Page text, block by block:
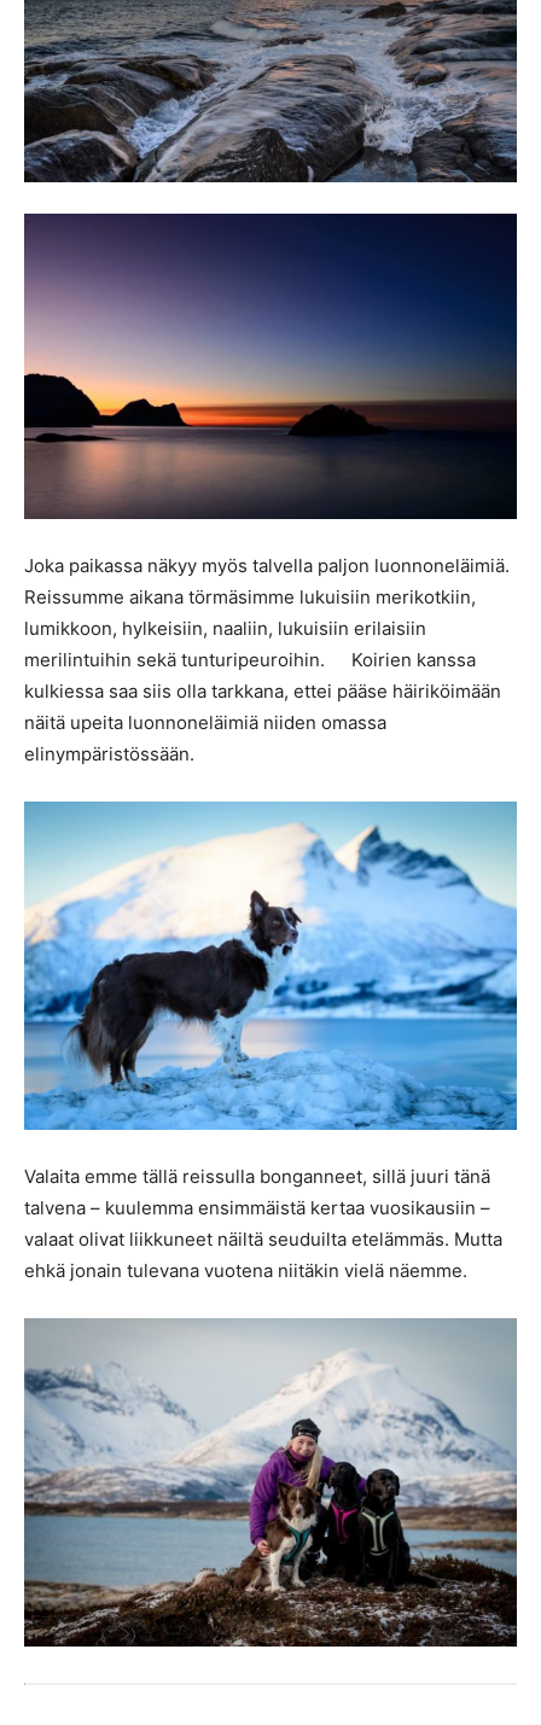
Joka paikassa näkyy myös talvella paljon luonnoneläimiä.
Reissumme aikana törmäsimme lukuisiin merikotkiin,
lumikkoon, hylkeisiin, naaliin, lukuisiin erilaisiin
merilintuihin sekä tunturipeuroihin. Koirien kanssa
kulkiessa saa siis olla tarkkana, ettei pääse häiriköimään
näitä upeita luonnoneläimiä niiden omassa
elinympäristössään.
Valaita emme tällä reissulla bonganneet, sillä juuri tänä
talvena – kuulemma ensimmäistä kertaa vuosikausiin –
valaat olivat liikkuneet näiltä seuduilta etelämmäs. Mutta
ehkä jonain tulevana vuotena niitäkin vielä näemme.